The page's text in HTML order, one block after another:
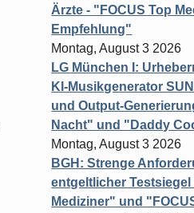
Ärzte - "FOCUS Top
Empfehlung"
Montag, August 3 2026
LG München I:
KI-Musikgenerator
und Output-
Nacht" und "Daddy
Montag, August 3 2026
BGH: Strenge
entgeltlicher
Mediziner" und